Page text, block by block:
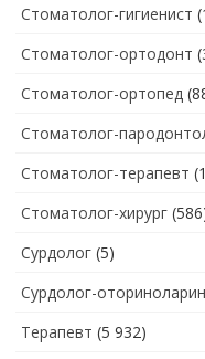
Стоматолог-гигиенист
Стоматолог-ортодонт
Стоматолог-ортопед
Стоматолог-
Стоматолог-терапевт
Стоматолог-хирург
Сурдолог (5)
Сурдолог-
Терапевт (5 932)